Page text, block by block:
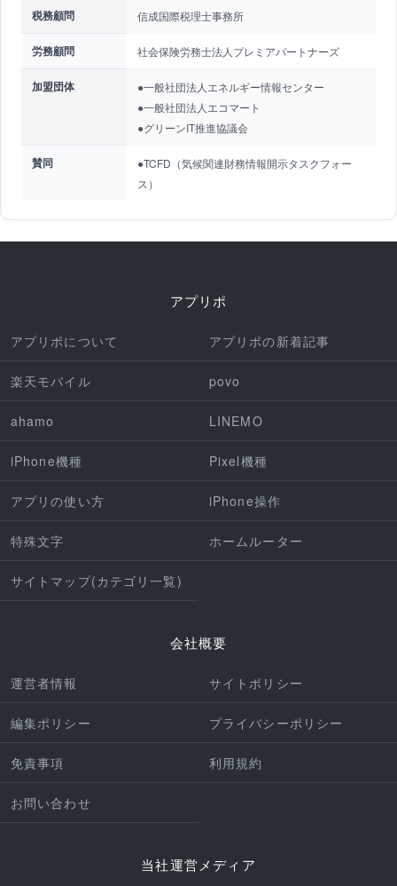
税務顧問 信成国際税理士事務所
労務顧問 社会保険労務士法人プレミアパートナーズ
加盟団体
●一般社団法人エネルギー情報センター
●一般社団法人エコマート
●グリーンIT推進協議会
賛同
●TCFD（気候関連財務情報開示タスクフォー
ス）
アプリポ
アプリポについて アプリポの新着記事
楽天モバイル povo
ahamo LINEMO
iPhone機種 Pixel機種
アプリの使い方 iPhone操作
特殊文字 ホームルーター
サイトマップ(カテゴリ一覧)
会社概要
運営者情報 サイトポリシー
編集ポリシー プライバシーポリシー
免責事項 利用規約
お問い合わせ
当社運営メディア